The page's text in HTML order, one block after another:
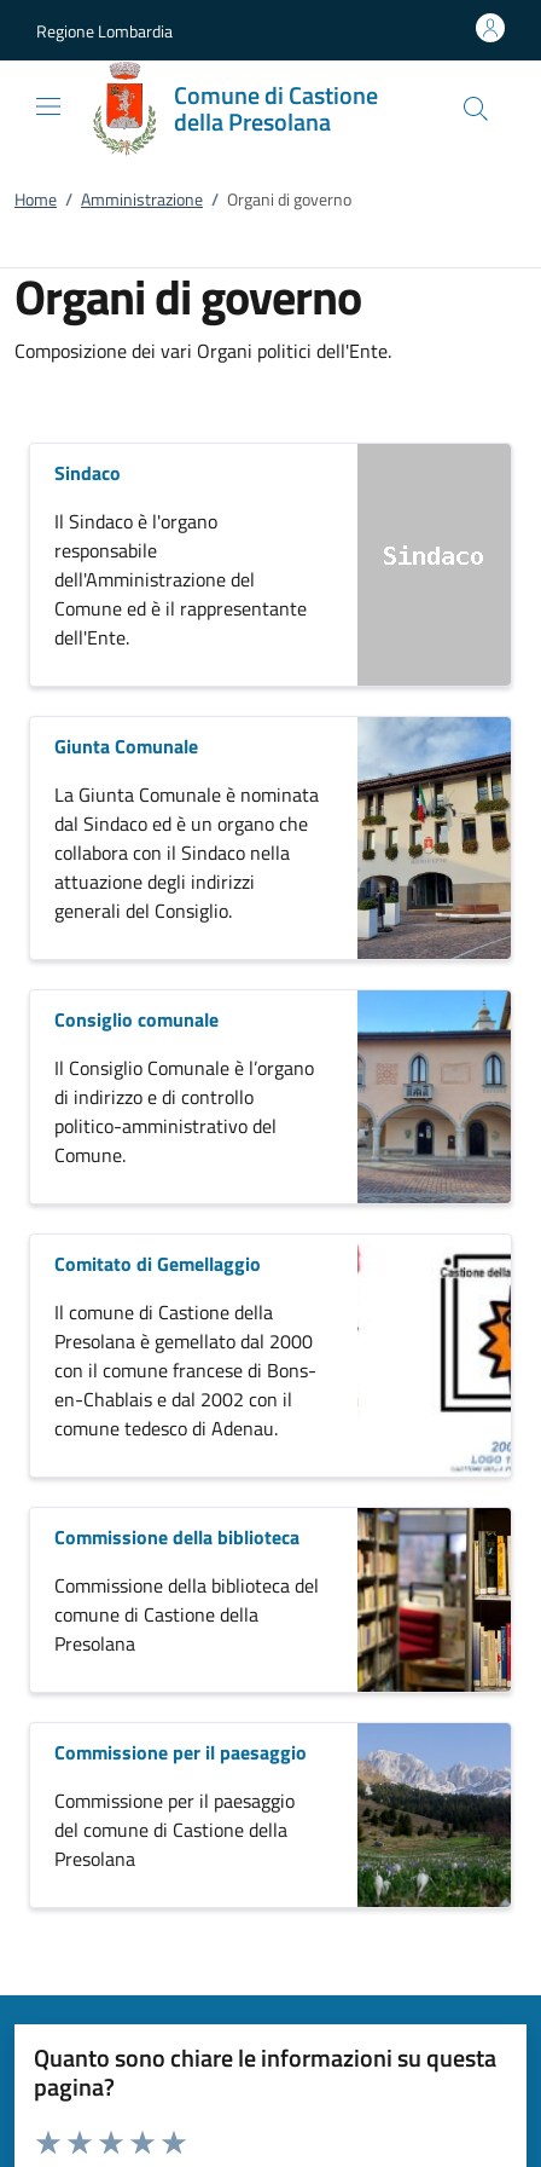
Regione Lombardia
Comune di Castione
della Presolana
Home / Amministrazione / Organi di governo
Organi di governo
Composizione dei vari Organi politici dell'Ente.
Sindaco
Il Sindaco è l'organo
responsabile
dell'Amministrazione del
Comune ed è il rappresentante
dell'Ente.
Giunta Comunale
La Giunta Comunale è nominata
dal Sindaco ed è un organo che
collabora con il Sindaco nella
attuazione degli indirizzi
generali del Consiglio.
Consiglio comunale
Il Consiglio Comunale è l’organo
di indirizzo e di controllo
politico-amministrativo del
Comune.
Comitato di Gemellaggio
Il comune di Castione della
Presolana è gemellato dal 2000
con il comune francese di Bons-
en-Chablais e dal 2002 con il
comune tedesco di Adenau.
Commissione della biblioteca
Commissione della biblioteca del
comune di Castione della
Presolana
Commissione per il paesaggio
Commissione per il paesaggio
del comune di Castione della
Presolana
Quanto sono chiare le informazioni su questa
pagina?
Domanda
Valuta da 1 a 5 stelle la pagina